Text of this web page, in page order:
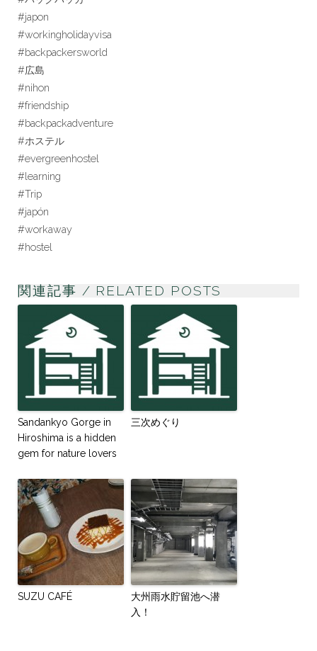
#japon
#workingholidayvisa
#backpackersworld
#広島
#nihon
#friendship
#backpackadventure
#ホステル
#evergreenhostel
#learning
#Trip
#japón
#workaway
#hostel
関連記事 / RELATED POSTS
Sandankyo Gorge in
Hiroshima is a hidden
gem for nature lovers
三次めぐり
SUZU CAFÉ
大州雨水貯留池へ潜
入！